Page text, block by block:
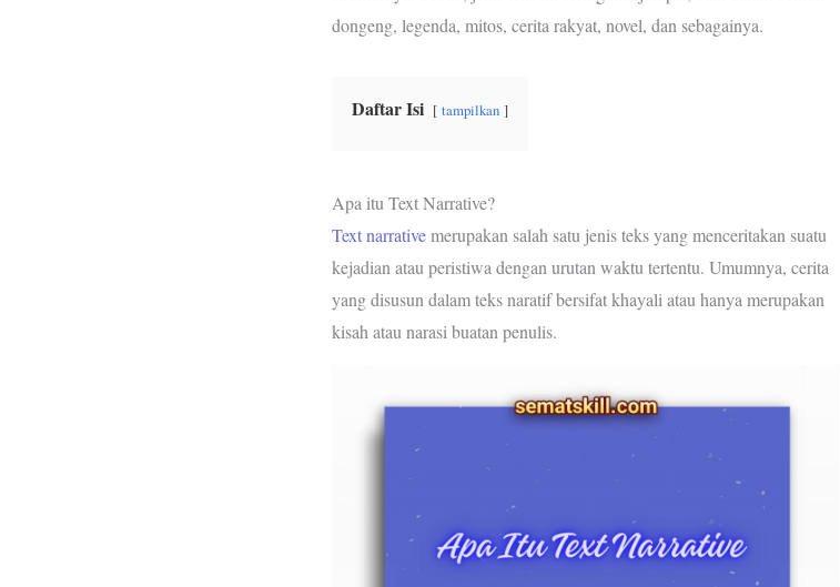
o
e
A
r
t
r
dongeng, legenda, mitos, cerita rakyat, novel, dan sebagainya.
Daftar Isi tampilkan
Apa itu Text Narrative?
Text narrativemerupakan salah satu jenis teks yang menceritakan suatu
kejadian atau peristiwa dengan urutan waktu tertentu. Umumnya, cerita
yang disusun dalam teks naratif bersifat khayali atau hanya merupakan
kisah atau narasi buatan penulis.